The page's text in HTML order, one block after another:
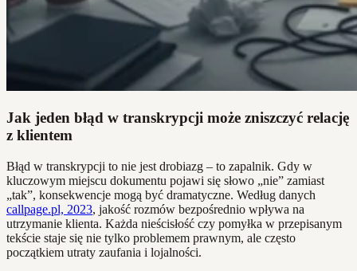
Jak jeden błąd w transkrypcji może zniszczyć relację
z klientem
Błąd w transkrypcji to nie jest drobiazg – to zapalnik. Gdy w
kluczowym miejscu dokumentu pojawi się słowo „nie” zamiast
„tak”, konsekwencje mogą być dramatyczne. Według danych
callpage.pl, 2023, jakość rozmów bezpośrednio wpływa na
utrzymanie klienta. Każda nieścisłość czy pomyłka w przepisanym
tekście staje się nie tylko problemem prawnym, ale często
początkiem utraty zaufania i lojalności.